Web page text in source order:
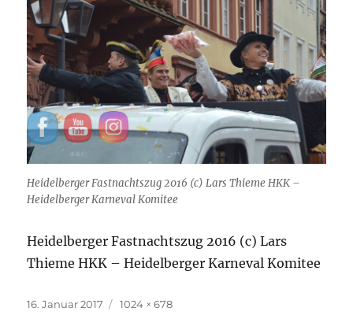
Heidelberger Fastnachtszug 2016 (c) Lars Thieme HKK –
Heidelberger Karneval Komitee
Heidelberger Fastnachtszug 2016 (c) Lars
Thieme HKK – Heidelberger Karneval Komitee
Veröffentlicht
16. Januar 2017 Originalgröße
1024 × 678